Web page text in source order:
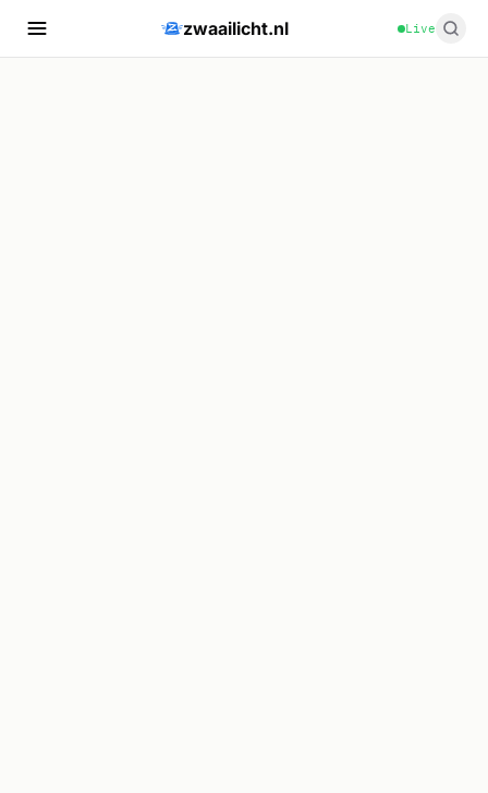
zwaailicht.nl Live